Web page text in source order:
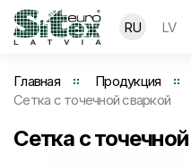
RU LV
Главная Продукция
Сетка с точечной сваркой
Сетка с